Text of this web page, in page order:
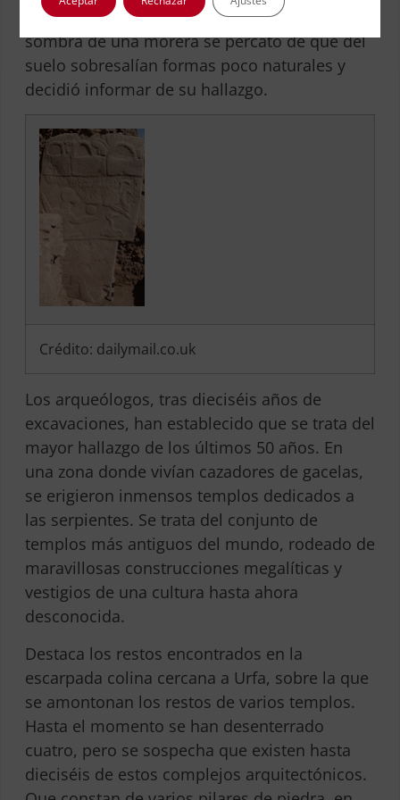
cuidaba de su rebaño. Apoyado bajo la
sombra de una morera se percató de que del
suelo sobresalían formas poco naturales y
decidió informar de su hallazgo.
Crédito: dailymail.co.uk
Los arqueólogos, tras dieciséis años de
excavaciones, han establecido que se trata del
mayor hallazgo de los últimos 50 años. En
una zona donde vivían cazadores de gacelas,
se erigieron inmensos templos dedicados a
las serpientes. Se trata del conjunto de
templos más antiguos del mundo, rodeado de
maravillosas construcciones megalíticas y
vestigios de una cultura hasta ahora
desconocida.
Destaca los restos encontrados en la
escarpada colina cercana a Urfa, sobre la que
se amontonan los restos de varios templos.
Hasta el momento se han desenterrado
cuatro, pero se sospecha que existen hasta
dieciséis de estos complejos arquitectónicos.